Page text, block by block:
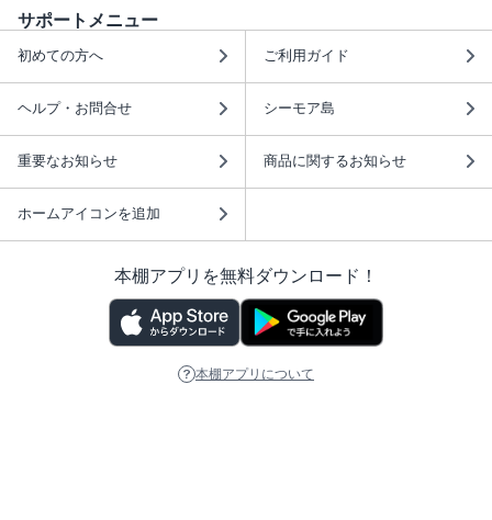
サポートメニュー
初めての方へ ご利用ガイド
ヘルプ・お問合せ シーモア島
重要なお知らせ 商品に関するお知らせ
ホームアイコンを追加
本棚アプリを無料ダウンロード！
本棚アプリについて